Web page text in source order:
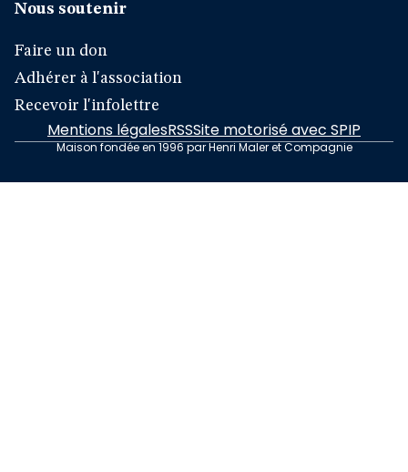
Nous soutenir
Faire un don
Adhérer à l'association
Recevoir l'infolettre
Mentions légalesRSSSite motorisé avec SPIP
Maison fondée en 1996 par Henri Maler et Compagnie